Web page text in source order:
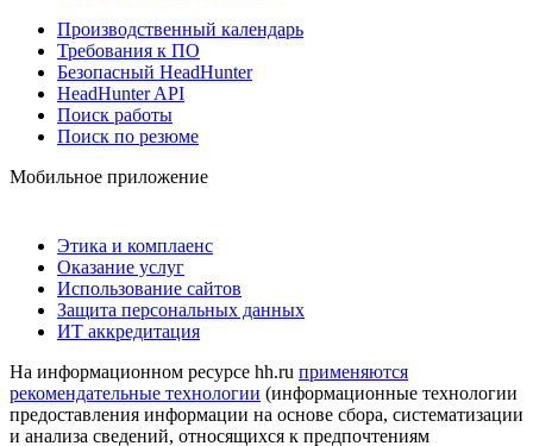
Производственный календарь
Требования к ПО
Безопасный HeadHunter
HeadHunter API
Поиск работы
Поиск по резюме
Мобильное приложение
Этика и комплаенс
Оказание услуг
Использование сайтов
Защита персональных данных
ИТ аккредитация
На информационном ресурсе hh.ru применяются
рекомендательные технологии (информационные технологии
предоставления информации на основе сбора, систематизации
и анализа сведений, относящихся к предпочтениям